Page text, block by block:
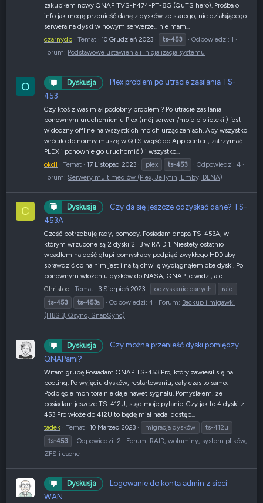
zakupiłem nowy QNAP TVS-h474-PT-8G (QuTS hero). Prośba o
info jak mogę przenieść danę z dysków ze starego, nie działającego
serwera na dyski w nowym serwerze... nie mam...
czarnydb
Temat 10 Grudzień 2023 ts-453
Odpowiedzi: 1
Forum: Podstawowe ustawienia i inicjalizacja systemu
O Dyskusja
Plex problem po utracie zasilania TS-
453
Czy ktoś z was miał podobny problem ? Po utracie zasilania i
ponownym uruchomieniu Plex (mój serwer /moje biblioteki ) jest
widoczny offline na wszystkich moich urządzeniach. Aby wszystko
wróciło do normy muszę w QTS wejść do App center , zatrzymać
PLEX i ponownie go uruchomić ) i wszystko...
okd1
Temat 17 Listopad 2023 plex ts-453
Odpowiedzi: 4
Forum: Serwery multimediów (Plex, Jellyfin, Emby, DLNA)
C Dyskusja
Czy da się jeszcze odzyskać dane? TS-
453A
Cześć potrzebuję rady, pomocy. Posiadam qnapa TS-453A, w
którym wrzucone są 2 dyski 2TB w RAID 1. Niestety ostatnio
wpadłem na dość głupi pomysł aby podpiąć zwykłego HDD aby
sprawdzić co na nim jest i na tą chwilę wyciągnąłem oba dyski. Po
ponownym włożeniu dysków do NASA, QNAP je widzi, ale...
Christoo
Temat 3 Sierpień 2023 odzyskanie danych
raid
ts-453
ts-453a Odpowiedzi: 4 Forum: Backup i migawki
(HBS 3, Qsync, SnapSync)
Dyskusja
Czy można przenieść dyski pomiędzy
QNAPami?
Witam grupę Posiadam QNAP TS-453 Pro, który zawiesił się na
booting. Po wyjęciu dysków, restartowaniu, cały czas to samo.
Podpięcie monitora nie daje nawet sygnału. Pomyślałem, że
posiadam jeszcze TS-412U, stąd moje pytanie. Czy jak te 4 dyski z
453 Pro włoże do 412U to będę miał nadal dostęp...
tadek
Temat 10 Marzec 2023 migracja dysków
ts-412u
ts-453
Odpowiedzi: 2 Forum: RAID, woluminy, system plików,
ZFS i cache
Dyskusja
Logowanie do konta admin z sieci
WAN